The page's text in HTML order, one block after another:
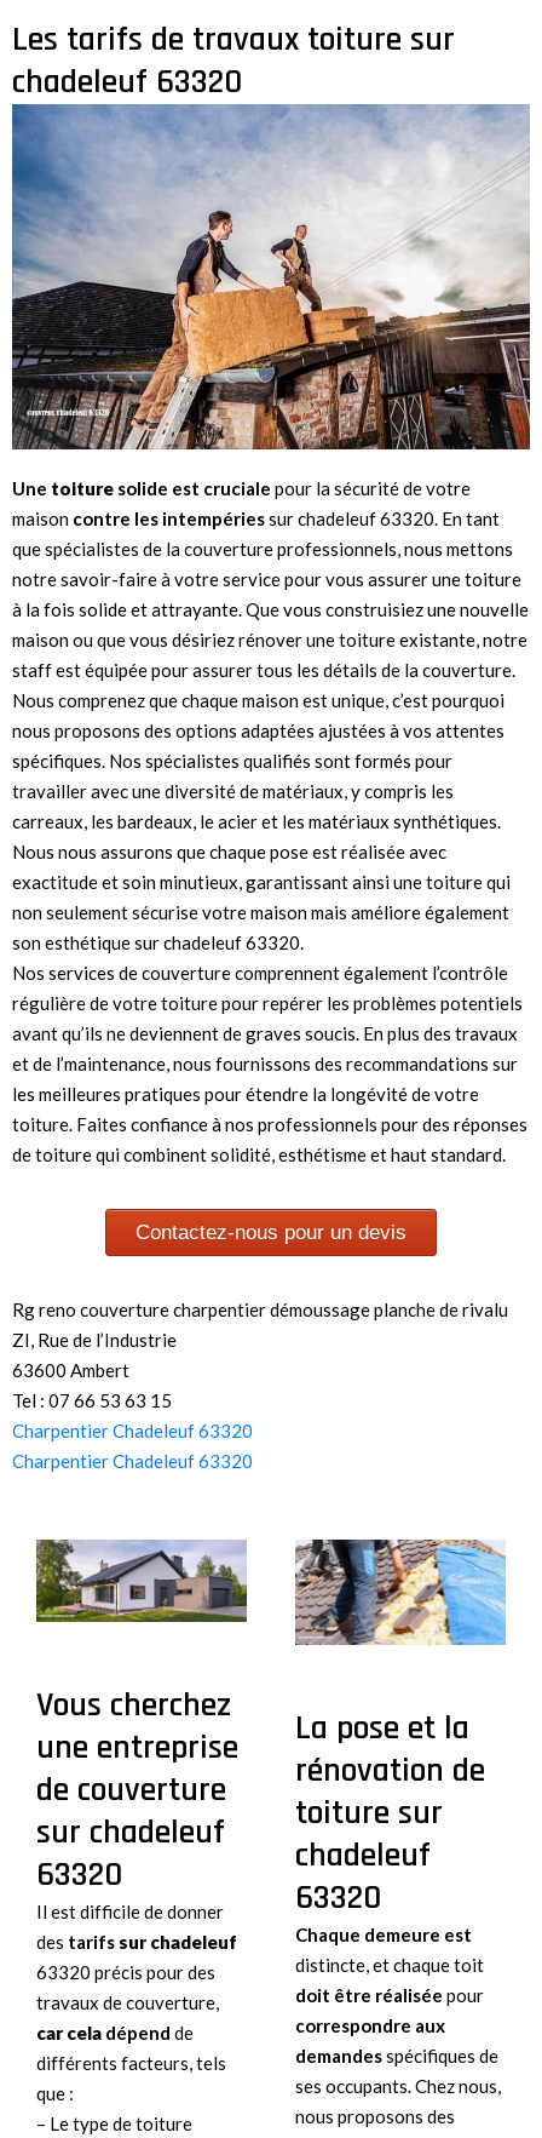
Les tarifs de travaux toiture sur
chadeleuf 63320
Une toiture solide est cruciale pour la sécurité de votre
maison contre les intempériessur chadeleuf 63320. En tant
que spécialistes de la couverture professionnels, nous mettons
notre savoir-faire à votre service pour vous assurer une toiture
à la fois solide et attrayante. Que vous construisiez une nouvelle
maison ou que vous désiriez rénover une toiture existante, notre
staff est équipée pour assurer tous les détails de la couverture.
Nous comprenez que chaque maison est unique, c’est pourquoi
nous proposons des options adaptées ajustées à vos attentes
spécifiques. Nos spécialistes qualifiés sont formés pour
travailler avec une diversité de matériaux, y compris les
carreaux, les bardeaux, le acier et les matériaux synthétiques.
Nous nous assurons que chaque pose est réalisée avec
exactitude et soin minutieux, garantissant ainsi une toiture qui
non seulement sécurise votre maison mais améliore également
son esthétique sur chadeleuf 63320.
Nos services de couverture comprennent également l’contrôle
régulière de votre toiture pour repérer les problèmes potentiels
avant qu’ils ne deviennent de graves soucis. En plus des travaux
et de l’maintenance, nous fournissons des recommandations sur
les meilleures pratiques pour étendre la longévité de votre
toiture. Faites confiance à nos professionnels pour des réponses
de toiture qui combinent solidité, esthétisme et haut standard.
Contactez-nous pour un devis
Rg reno couverture charpentier démoussage planche de rivalu
ZI, Rue de l’Industrie
63600 Ambert
Tel : 07 66 53 63 15
Charpentier Chadeleuf 63320
Charpentier Chadeleuf 63320
Vous cherchez
une entreprise
de couverture
sur chadeleuf
63320
Il est difficile de donner
des tarifs sur chadeleuf
63320 précis pour des
travaux de couverture,
car cela dépend de
différents facteurs, tels
que :
– Le type de toiture
La pose et la
rénovation de
toiture sur
chadeleuf
63320
Chaque demeure est
distincte, et chaque toit
doit être réalisée pour
correspondre aux
demandesspécifiques de
ses occupants. Chez nous,
nous proposons des